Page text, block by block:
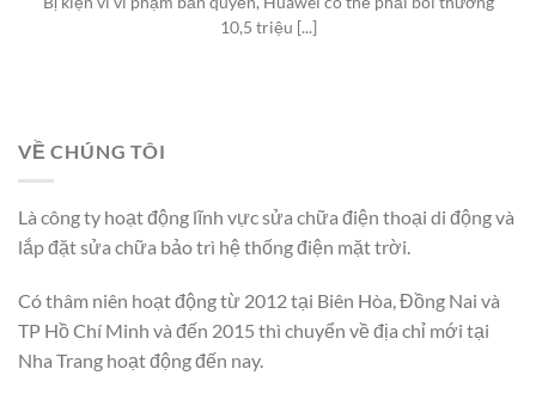
10,5 triệu [...]
VỀ CHÚNG TÔI
Là công ty hoạt động lĩnh vực sửa chữa điện thoại di động và
lắp đặt sửa chữa bảo trì hệ thống điện mặt trời.
Có thâm niên hoạt động từ 2012 tại Biên Hòa, Đồng Nai và
TP Hồ Chí Minh và đến 2015 thì chuyển về địa chỉ mới tại
Nha Trang hoạt động đến nay.